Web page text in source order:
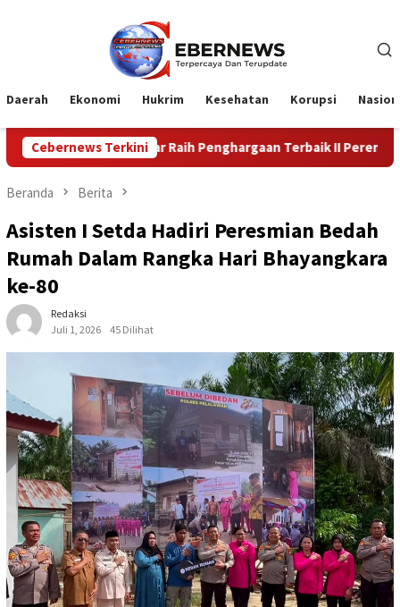
Daerah Ekonomi Hukrim Kesehatan Korupsi
Cebernews Terkini
Raih Penghargaan Terbaik II Perencanaan dan
Beranda Berita
Asisten I Setda Hadiri Peresmian Bedah
Rumah Dalam Rangka Hari Bhayangkara
ke-80
Redaksi
Juli 1, 2026
45 Dilihat